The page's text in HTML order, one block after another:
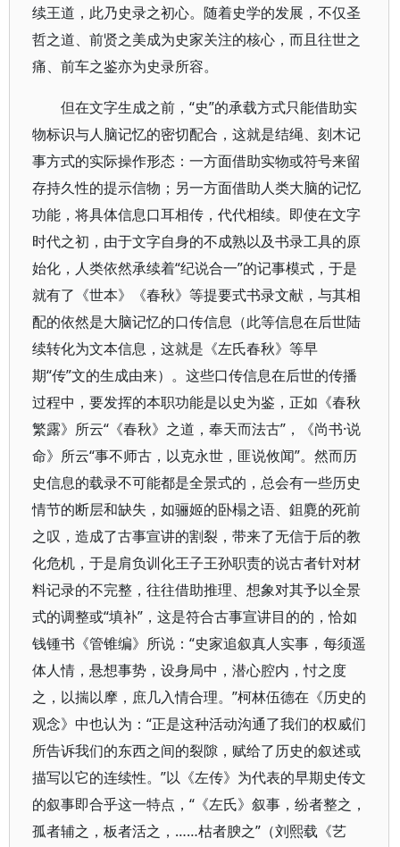
续王道，此乃史录之初心。随着史学的发展，不仅圣
哲之道、前贤之美成为史家关注的核心，而且往世之
痛、前车之鉴亦为史录所容。
但在文字生成之前，“史”的承载方式只能借助实
物标识与人脑记忆的密切配合，这就是结绳、刻木记
事方式的实际操作形态：一方面借助实物或符号来留
存持久性的提示信物；另一方面借助人类大脑的记忆
功能，将具体信息口耳相传，代代相续。即使在文字
时代之初，由于文字自身的不成熟以及书录工具的原
始化，人类依然承续着“纪说合一”的记事模式，于是
就有了《世本》《春秋》等提要式书录文献，与其相
配的依然是大脑记忆的口传信息（此等信息在后世陆
续转化为文本信息，这就是《左氏春秋》等早
期“传”文的生成由来）。这些口传信息在后世的传播
过程中，要发挥的本职功能是以史为鉴，正如《春秋
繁露》所云“《春秋》之道，奉天而法古”，《尚书·说
命》所云“事不师古，以克永世，匪说攸闻”。然而历
史信息的载录不可能都是全景式的，总会有一些历史
情节的断层和缺失，如骊姬的卧榻之语、鉏麑的死前
之叹，造成了古事宣讲的割裂，带来了无信于后的教
化危机，于是肩负训化王子王孙职责的说古者针对材
料记录的不完整，往往借助推理、想象对其予以全景
式的调整或“填补”，这是符合古事宣讲目的的，恰如
钱锺书《管锥编》所说：“史家追叙真人实事，每须遥
体人情，悬想事势，设身局中，潜心腔内，忖之度
之，以揣以摩，庶几入情合理。”柯林伍德在《历史的
观念》中也认为：“正是这种活动沟通了我们的权威们
所告诉我们的东西之间的裂隙，赋给了历史的叙述或
描写以它的连续性。”以《左传》为代表的早期史传文
的叙事即合乎这一特点，“《左氏》叙事，纷者整之，
孤者辅之，板者活之，……枯者腴之”（刘熙载《艺